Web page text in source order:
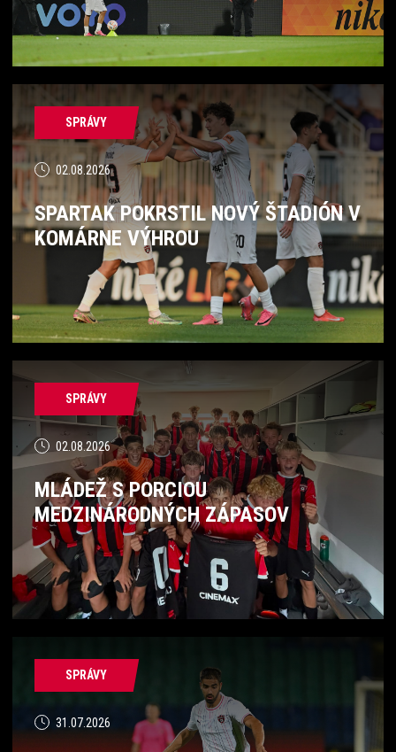
SPRÁVY
02.08.2026
SPARTAK POKRSTIL NOVÝ ŠTADIÓN V
KOMÁRNE VÝHROU
SPRÁVY
02.08.2026
MLÁDEŽ S PORCIOU
MEDZINÁRODNÝCH ZÁPASOV
SPRÁVY
31.07.2026